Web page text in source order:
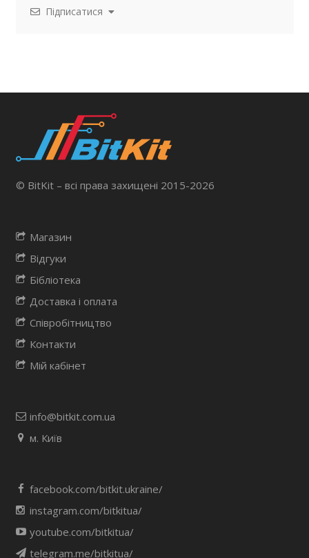
Підписатися
© BitKit – всі права захищені 2015-2026
Магазин
Відгуки
Бібліотека
Доставка і оплата
Співробітництво
Контакти
Мій кабінет
info@bitkit.com.ua
м. Київ
facebook.com/bitkit.ukraine/
instagram.com/bitkitua/
youtube.com/bitkitua/
telegram.me/bitkitua/